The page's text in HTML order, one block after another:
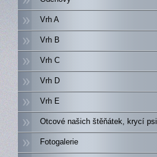
Vrh A
Vrh B
Vrh C
Vrh D
Vrh E
Otcové našich štěňátek, krycí psi
Fotogalerie